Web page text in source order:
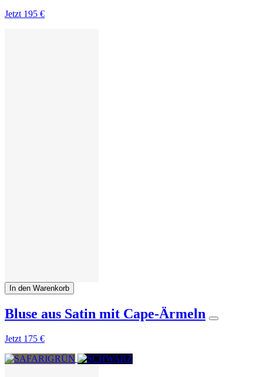
Jetzt 195 €
In den Warenkorb
Bluse aus Satin mit Cape-Ärmeln
Jetzt 175 €